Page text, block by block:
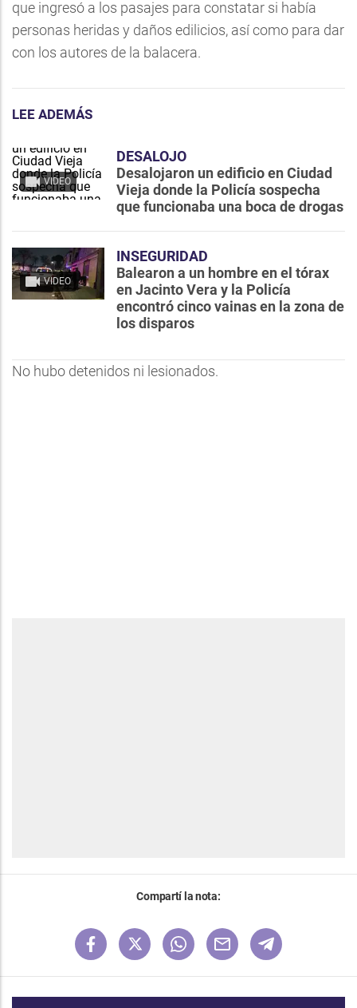
que ingresó a los pasajes para constatar si había
personas heridas y daños edilicios, así como para dar
con los autores de la balacera.
LEE ADEMÁS
VIDEO
DESALOJO
Desalojaron un edificio en Ciudad
Vieja donde la Policía sospecha
que funcionaba una boca de drogas
VIDEO
INSEGURIDAD
Balearon a un hombre en el tórax
en Jacinto Vera y la Policía
encontró cinco vainas en la zona de
los disparos
No hubo detenidos ni lesionados.
Compartí la nota: